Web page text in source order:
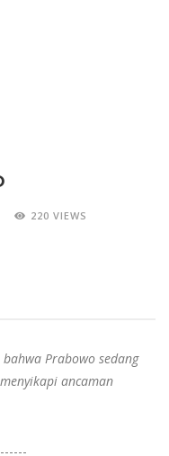
220 VIEWS
bahwa Prabowo sedang
ancaman